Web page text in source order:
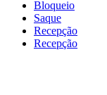
Bloqueio
Saque
Recepção
Recepção